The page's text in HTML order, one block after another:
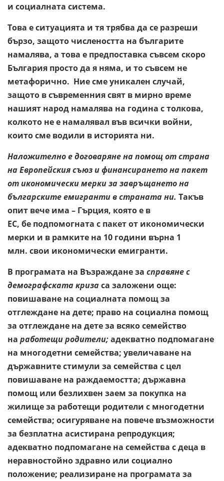
и социалната система.
Това е ситуацията и тя трябва да се разреши
бързо, защото числеността на българите
намалява, а това е предпоставка съвсем скоро
България просто да я няма, и то съвсем не
метафорично. Ние сме уникален случай,
защото в съвременния свят в мирно време
нашият народ намалява на година с толкова,
колкото не е намалявал във всички войни,
които сме водили в историята ни.
Наложително е договаряне на помощ от страна
на Европейския съюз и финансирането на пакет
от икономически мерки за завръщането на
българските емигранти в страната ни. Такъв
опит вече има – Гърция, която е в
ЕС, бе подпомогната с пакет от икономически
мерки и в рамките на 10 години върна 1
млн. свои икономически емигранти.
В програмата на Възраждане за справяне с
демографската кризаса заложени още:
повишаване на социалната помощ за
отглеждане на дете; право на социална помощ
за отглеждане на дете за всяко семейство
на работещи родители;адекватно подпомагане
на многодетни семейства; увеличаване на
държавните стимули за семейства с цел
повишаване на раждаемостта; държавна
помощ или безлихвен заем за покупка на
жилище за работещи родители с многодетни
семейства; осигуряване на повече възможности
за безплатна асистирана репродукция;
адекватно подпомагане на семейства с деца в
неравностойно здравно или социално
положение; реализиране на програмата за